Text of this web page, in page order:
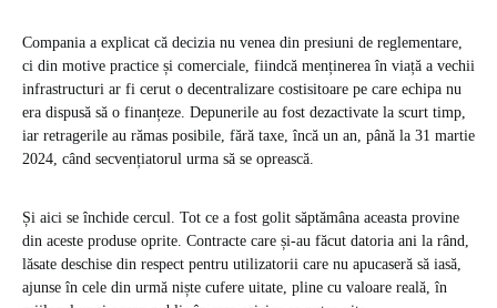
Compania a explicat că decizia nu venea din presiuni de reglementare,
ci din motive practice și comerciale, fiindcă menținerea în viață a vechii
infrastructuri ar fi cerut o decentralizare costisitoare pe care echipa nu
era dispusă să o finanțeze. Depunerile au fost dezactivate la scurt timp,
iar retragerile au rămas posibile, fără taxe, încă un an, până la 31 martie
2024, când secvențiatorul urma să se oprească.
Și aici se închide cercul. Tot ce a fost golit săptămâna aceasta provine
din aceste produse oprite. Contracte care și-au făcut datoria ani la rând,
lăsate deschise din respect pentru utilizatorii care nu apucaseră să iasă,
ajunse în cele din urmă niște cufere uitate, pline cu valoare reală, în